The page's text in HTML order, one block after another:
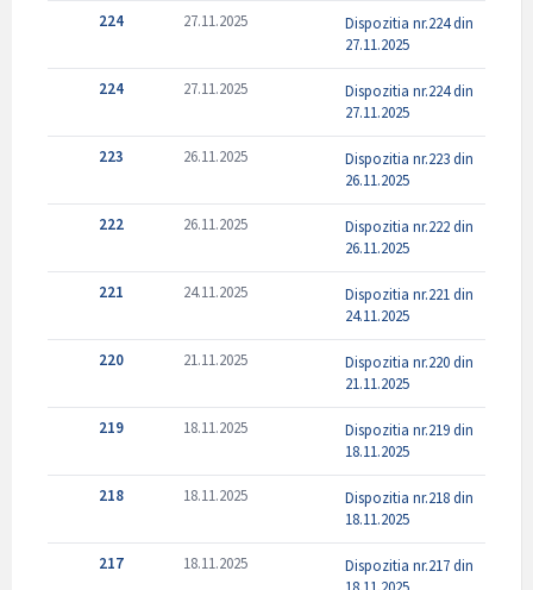
224 27.11.2025
Dispozitia nr.224 din
27.11.2025
224 27.11.2025
Dispozitia nr.224 din
27.11.2025
223 26.11.2025
Dispozitia nr.223 din
26.11.2025
222 26.11.2025
Dispozitia nr.222 din
26.11.2025
221 24.11.2025
Dispozitia nr.221 din
24.11.2025
220 21.11.2025
Dispozitia nr.220 din
21.11.2025
219 18.11.2025
Dispozitia nr.219 din
18.11.2025
218 18.11.2025
Dispozitia nr.218 din
18.11.2025
217 18.11.2025
Dispozitia nr.217 din